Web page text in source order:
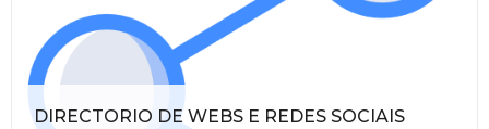
DIRECTORIO DE WEBS E REDES SOCIAIS